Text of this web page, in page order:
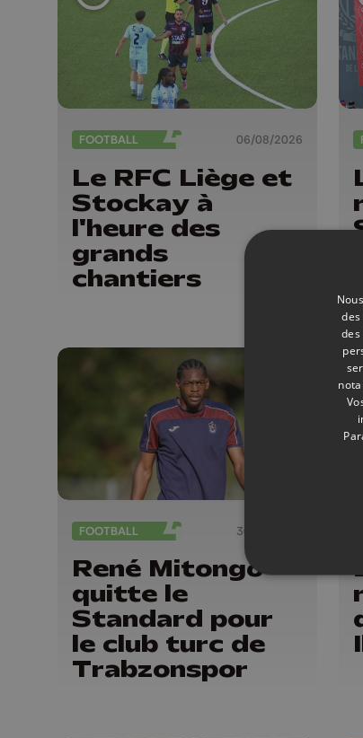
FOOTBALL 06/08/2026
Le RFC Liège et
Stockay à
l'heure des
grands
chantiers
FOOTBALL 30/07/2026
René Mitongo
quitte le
Standard pour
le club turc de
Trabzonspor